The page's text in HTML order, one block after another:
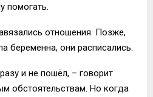
помогать.
отношения. Позже,
беременна, они расписались.
и не пошёл, – говорит
обстоятельствам. Но когда